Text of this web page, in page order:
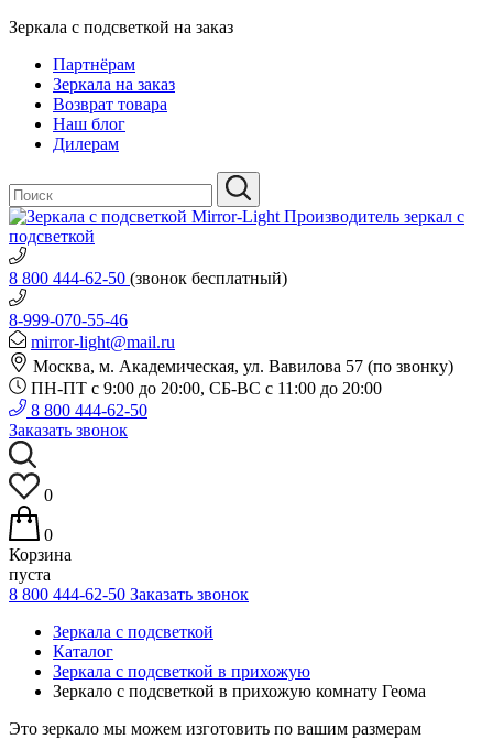
Зеркала с подсветкой на заказ
Партнёрам
Зеркала на заказ
Возврат товара
Наш блог
Дилерам
Производитель зеркал с
подсветкой
8 800 444-62-50 (звонок бесплатный)
8-999-070-55-46
mirror-light@mail.ru
Москва, м. Академическая, ул. Вавилова 57 (по звонку)
ПН-ПТ с 9:00 до 20:00, СБ-ВС с 11:00 до 20:00
8 800 444-62-50
Заказать звонок
0
0
Корзина
пуста
8 800 444-62-50 Заказать звонок
Зеркала с подсветкой
Каталог
Зеркала с подсветкой в прихожую
Зеркало с подсветкой в прихожую комнату Геома
Это зеркало мы можем изготовить по вашим размерам